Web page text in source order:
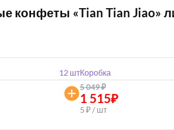
конфеты «Tian Tian Jiao»
12 штКоробка
5 049₽
1 515₽
5 ₽ / шт